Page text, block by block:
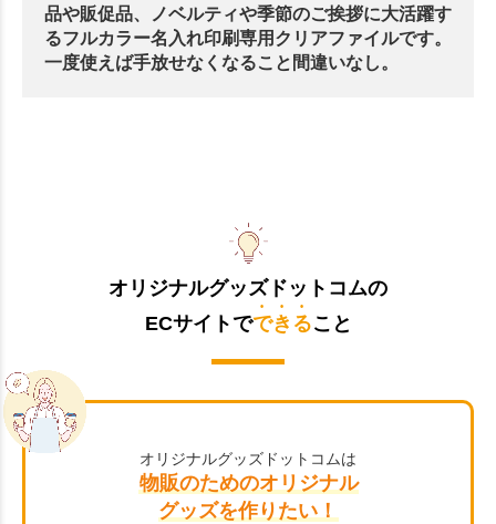
品や販促品、ノベルティや季節のご挨拶に大活躍す
るフルカラー名入れ印刷専用クリアファイルです。
一度使えば手放せなくなること間違いなし。
オリジナルグッズドットコムの
ECサイトでできること
オリジナルグッズドットコムは
物販のためのオリジナル
グッズを作りたい！